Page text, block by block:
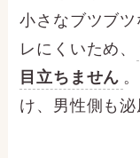
小さなブツブ
レにくいため、
目立ちません
け、男性側も泌